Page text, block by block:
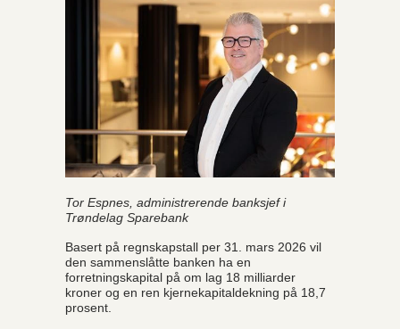
Tor Espnes, administrerende banksjef i
Trøndelag Sparebank
Basert på regnskapstall per 31. mars 2026 vil
den sammenslåtte banken ha en
forretningskapital på om lag 18 milliarder
kroner og en ren kjernekapitaldekning på 18,7
prosent.